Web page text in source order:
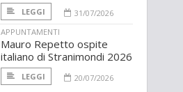
LEGGI
31/07/2026
APPUNTAMENTI
Mauro Repetto ospite
italiano di Stranimondi 2026
LEGGI 20/07/2026